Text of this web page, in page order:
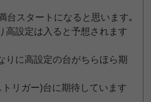
台スタートになると思います｡
高設定は入ると予想されます
りに高設定の台がちらほら期
リガー)台に期待しています